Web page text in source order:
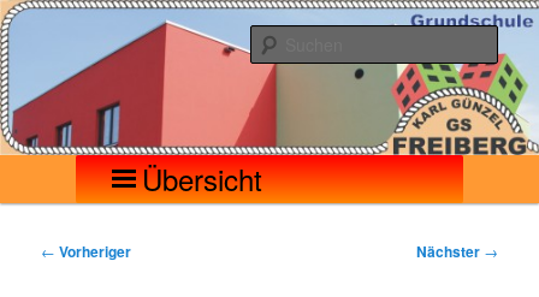
Zum
primären
Inhalt
springen
Grundschule Karl Günzel
Seilerberg – Freiberg
Hauptmenü Übersicht
Beitragsnavigation
← Vorheriger Nächster →